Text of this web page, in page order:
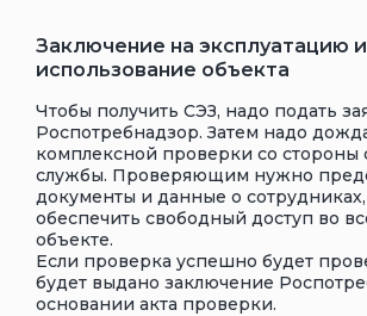
Заключение на эксплуатацию и
использование объекта
Чтобы получить СЭЗ, надо подать
Роспотребнадзор. Затем надо
комплексной проверки со стороны
службы. Проверяющим нужно
документы и данные о
обеспечить свободный доступ во
объекте.
Если проверка успешно будет
будет выдано заключение
основании акта проверки.